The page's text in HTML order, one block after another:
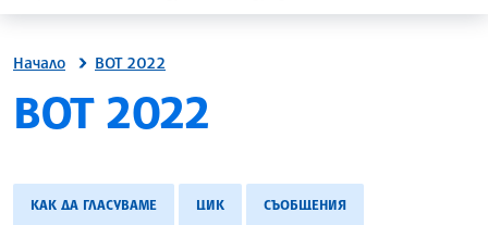
Начало ВОТ 2022
ВОТ 2022
КАК ДА ГЛАСУВАМЕ ЦИК СЪОБЩЕНИЯ